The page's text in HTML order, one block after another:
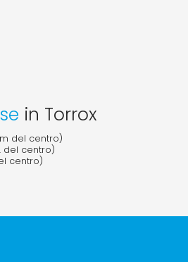
in Torrox
del centro)
del centro)
centro)